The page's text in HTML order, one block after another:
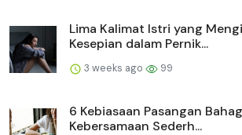
Lima Kalimat Istri yang
Kesepian dalam Pernik...
3 weeks ago 99
6 Kebiasaan Pasangan
Kebersamaan Sederh...